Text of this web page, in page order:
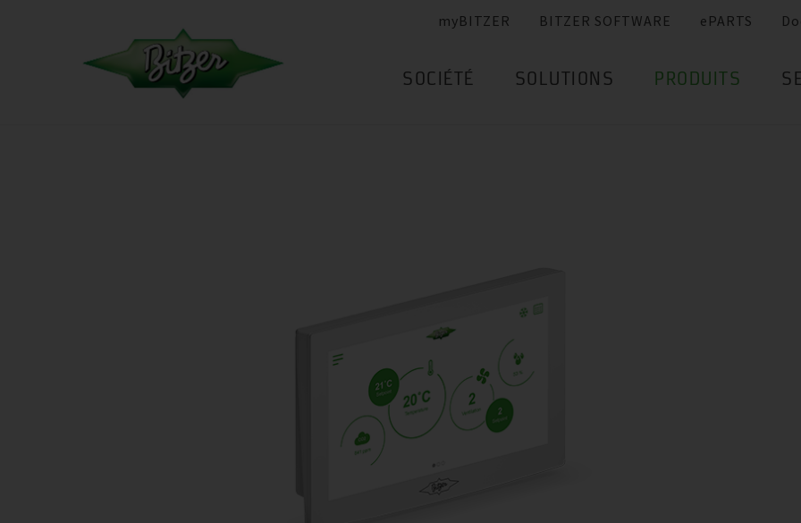
myBITZER BITZER SOFTWARE ePARTS
SOCIÉTÉ SOLUTIONS PRODUITS